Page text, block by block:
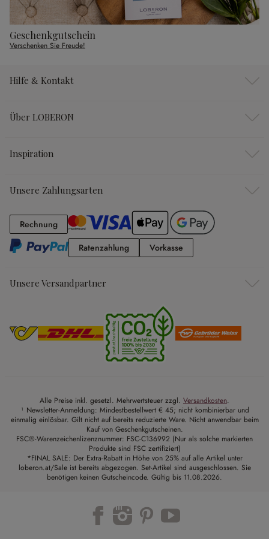
Geschenkgutschein
Verschenken Sie Freude!
Hilfe & Kontakt
Über LOBERON
Inspiration
Unsere Zahlungsarten
RechnungRechnung
RatenzahlungRatenzahlung
Vorkasse
Unsere Versandpartner
Alle Preise inkl. gesetzl. Mehrwertsteuer zzgl. Versandkosten.
¹ Newsletter-Anmeldung: Mindestbestellwert € 45; nicht kombinierbar und
einmalig einlösbar. Gilt nicht auf bereits reduzierte Ware. Nicht anwendbar beim
Kauf von Geschenkgutscheinen.
FSC®-Warenzeichenlizenznummer: FSC-C136992 (Nur als solche markierten
Produkte sind FSC zertifiziert)
*FINAL SALE: Der Extra-Rabatt in Höhe von 25% auf alle Artikel unter
loberon.at/Sale ist bereits abgezogen. Set-Artikel sind ausgeschlossen. Sie
benötigen keinen Gutscheincode. Gültig bis 11.08.2026.